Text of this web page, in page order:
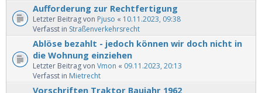
Aufforderung zur Rechtfertigung
Letzter Beitrag von Pjuso « 10.11.2023, 09:38
Verfasst in Straßenverkehrsrecht
Ablöse bezahlt - jedoch können wir doch nicht in
die Wohnung einziehen
Letzter Beitrag von Vmon « 09.11.2023, 20:13
Verfasst in Mietrecht
Vorschriften Traktor Baujahr 1962